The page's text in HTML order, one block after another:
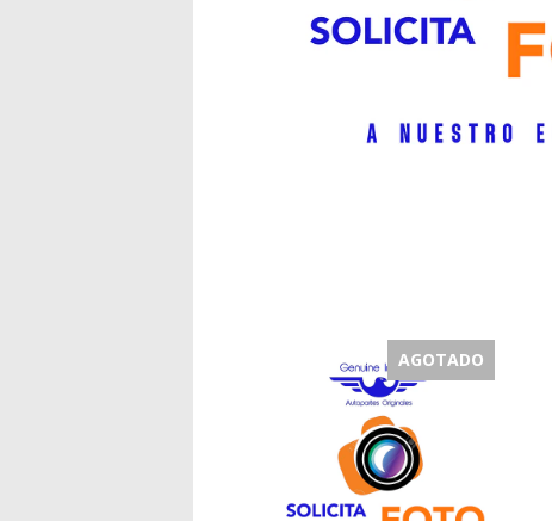
AGOTADO